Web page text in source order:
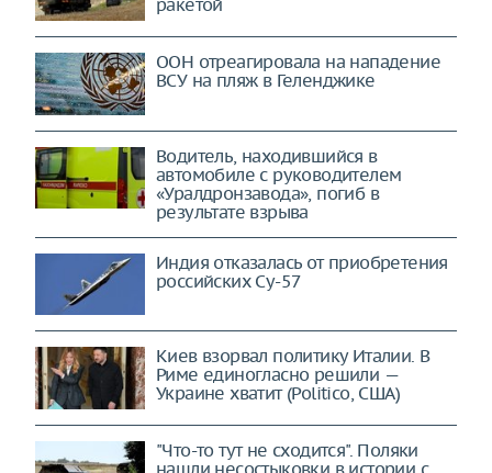
ракетой
ООН отреагировала на нападение
ВСУ на пляж в Геленджике
Водитель, находившийся в
автомобиле с руководителем
«Уралдронзавода», погиб в
результате взрыва
Индия отказалась от приобретения
российских Су-57
Киев взорвал политику Италии. В
Риме единогласно решили —
Украине хватит (Politico, США)
"Что-то тут не сходится". Поляки
нашли несостыковки в истории с